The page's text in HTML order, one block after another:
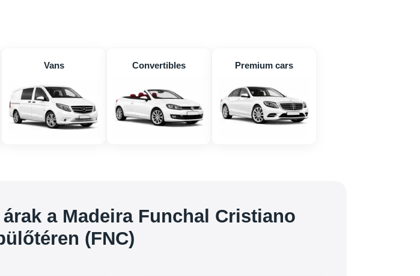
Vans Convertibles Premium cars
a Madeira Funchal Cristiano
(FNC)